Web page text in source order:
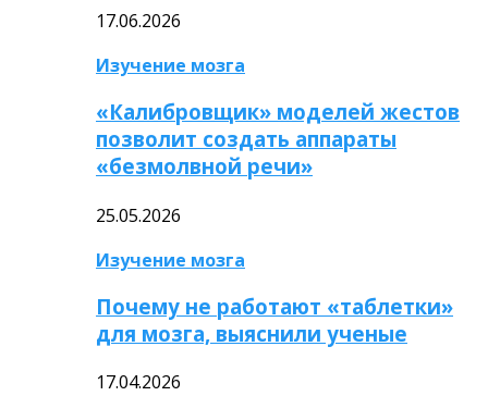
17.06.2026
Изучение мозга
«Калибровщик» моделей жестов
позволит создать аппараты
«безмолвной речи»
25.05.2026
Изучение мозга
Почему не работают «таблетки»
для мозга, выяснили ученые
17.04.2026